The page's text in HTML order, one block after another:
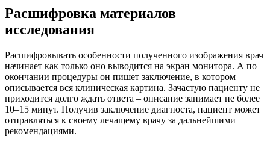
Расшифровка материалов
исследования
Расшифровывать особенности полученного изображения врач
начинает как только оно выводится на экран монитора. А по
окончании процедуры он пишет заключение, в котором
описывается вся клиническая картина. Зачастую пациенту не
приходится долго ждать ответа – описание занимает не более
10–15 минут. Получив заключение диагноста, пациент может
отправляться к своему лечащему врачу за дальнейшими
рекомендациями.